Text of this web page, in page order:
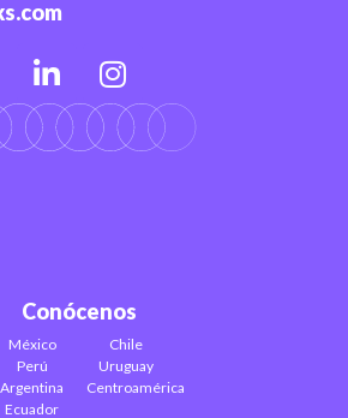
Conócenos
México
Perú
Argentina
Ecuador
Chile
Uruguay
Centroamérica